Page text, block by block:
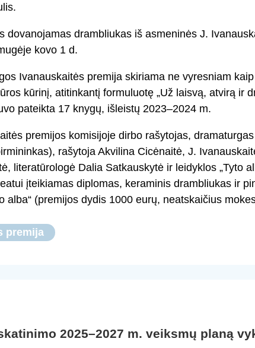
dovanojamas drambliukas iš asmeninės J.
kovo 1 d.
Ivanauskaitės premija skiriama ne vyresniam
kūrinį, atitinkantį formuluotę „Už laisvą, atvirą ir
pateikta 17 knygų, išleistų 2023–2024 m.
premijos komisijoje dirbo rašytojas,
rašytoja Akvilina Cicėnaitė, J.
literatūrologė Dalia Satkauskytė ir leidyklos „Tyto
įteikiamas diplomas, keraminis drambliukas ir
alba“ (premijos dydis 1000 eurų, neatskaičius
premija
2025–2027 m. veiksmų planą